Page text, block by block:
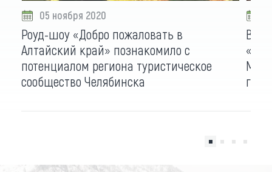
05 ноября 2020
Роуд-шоу «Добро пожаловать в
Алтайский край» познакомило с
потенциалом региона туристическое
сообщество Челябинска
В